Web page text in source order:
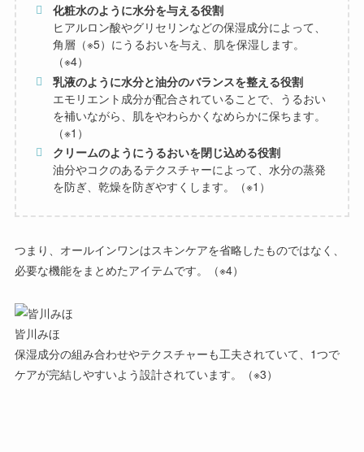
化粧水のように水分を与える役割
ヒアルロン酸やグリセリンなどの保湿成分によって、
角層（※5）にうるおいを与え、肌を保湿します。
（※4）
乳液のように水分と油分のバランスを整える役割
エモリエント成分が配合されていることで、うるおい
を補いながら、肌をやわらかくなめらかに保ちます。
（※1）
クリームのようにうるおいを閉じ込める役割
油分やコクのあるテクスチャーによって、水分の蒸発
を防ぎ、乾燥を防ぎやすくします。（※1）
つまり、オールインワンはスキンケアを省略したものではなく、
必要な機能をまとめたアイテムです。（※4）
皆川みほ
保湿成分の組み合わせやテクスチャーも工夫されていて、1つで
ケアが完結しやすいよう設計されています。（※3）